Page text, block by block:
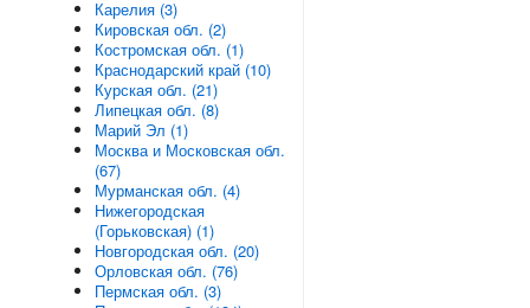
Карелия (3)
Кировская обл. (2)
Костромская обл. (1)
Краснодарский край (10)
Курская обл. (21)
Липецкая обл. (8)
Марий Эл (1)
Москва и Московская обл.
(67)
Мурманская обл. (4)
Нижегородская
(Горьковская) (1)
Новгородская обл. (20)
Орловская обл. (76)
Пермская обл. (3)